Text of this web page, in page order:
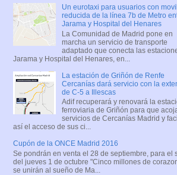
Un eurotaxi para usuarios con
reducida de la línea 7b de Metro
Jarama y Hospital del Henares
La Comunidad de Madrid pone en
marcha un servicio de transporte
adaptado que conecta las
Jarama y Hospital del Henares, en...
La estación de Griñón de Renfe
Cercanías dará servicio con la
de C-5 a Illescas
Adif recuperará y renovará la
ferroviaria de Griñón para que
servicios de Cercanías Madrid y
así el acceso de sus ci...
Cupón de la ONCE Madrid 2016
Se pondrán en venta el 28 de septiembre, para el
del jueves 1 de octubre "Cinco millones de
se unirán al sueño de Ma...